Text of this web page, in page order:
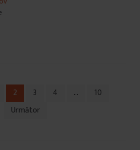
Navigare
2 3 4 …
10
Următor